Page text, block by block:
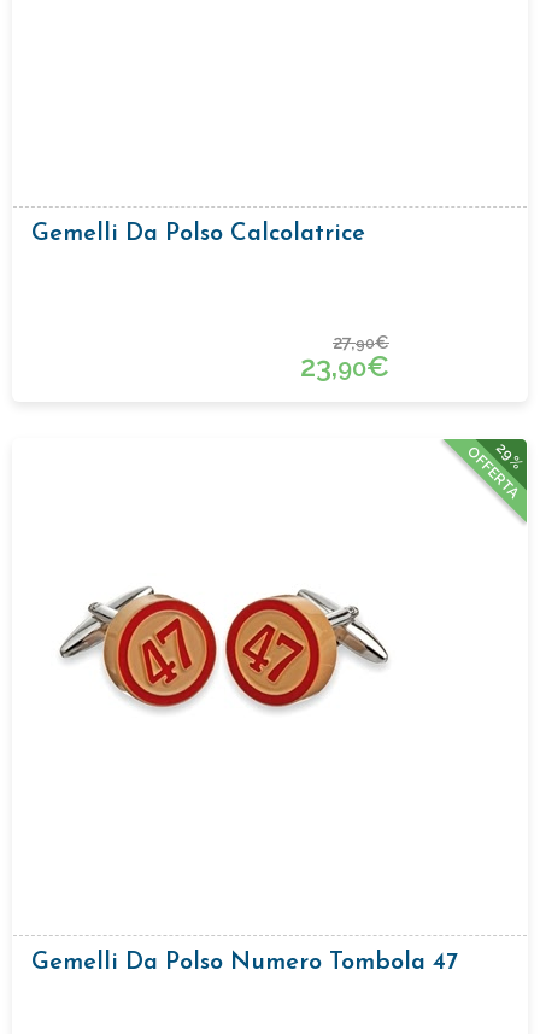
Gemelli Da Polso Calcolatrice
27,90€
23,90€
29%
OFFERTA
Gemelli Da Polso Numero Tombola 47